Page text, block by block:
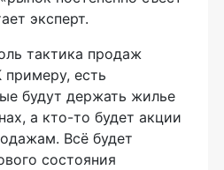
эксперт.
тактика продаж
есть
будут держать жилье
а кто-то будет акции
Всё будет
состояния